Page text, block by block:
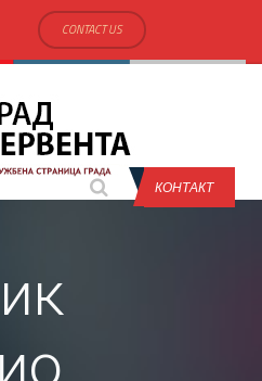
CONTACT US
КОНТАКТ